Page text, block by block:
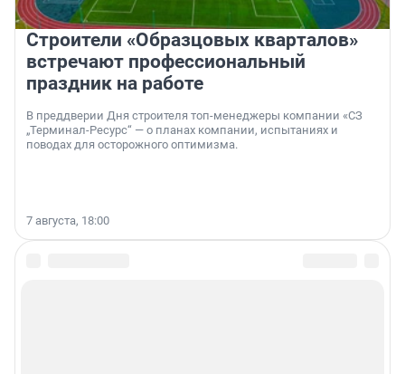
Строители «Образцовых кварталов»
встречают профессиональный
праздник на работе
В преддверии Дня строителя топ-менеджеры компании «СЗ
„Терминал-Ресурс“ — о планах компании, испытаниях и
поводах для осторожного оптимизма.
7 августа, 18:00